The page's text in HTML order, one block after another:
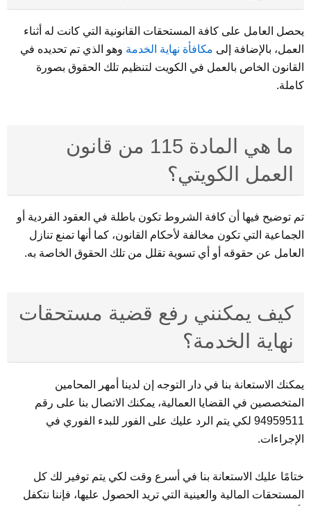
يحصل العامل على كافة المستحقات القانونية التي كانت له أثناء
العمل، بالإضافة إلى مكافأة نهاية الخدمة وهو الذي تم تحديده في
القانون الخاص بالعمل في الكويت لتنظيم تلك الحقوق بصورة
كاملة.
ما هي المادة 115 من قانون
العمل الكويتي؟
تم توضيح فيها أن كافة الشروط تكون باطلة في العقود الفردية أو
الجماعية التي تكون مخالفة لأحكام القانون، كما أنها تمنع تنازل
العامل عن حقوقه أو أي تسوية تقلل من تلك الحقوق الخاصة به.
كيف يمكنني رفع قضية مستحقات
نهاية الخدمة؟
يمكنك الاستعانة بنا في دار التوجه إن لدينا أمهر المحامين
المتخصصين في القضايا العمالية، يمكنك الاتصال بنا على رقم
94959511 لكي يتم الرد عليك على الفور للبدء الفوري في
الإجراءات.
ختامًا عليك الاستعانة بنا في أسرع وقت لكي يتم توفير لك كل
المستحقات المالية والعينية التي تريد الحصول عليها، فإننا نتكفل